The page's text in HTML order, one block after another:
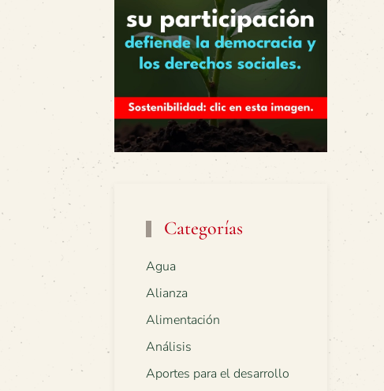
Categorías
Agua
Alianza
Alimentación
Análisis
Aportes para el desarrollo